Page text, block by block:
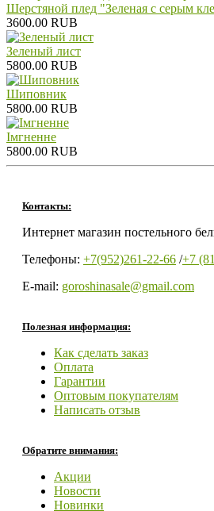
Шерстяной плед "Зеленая с серым
3600.00 RUB
Зеленый лист
5800.00 RUB
Шиповник
5800.00 RUB
Iмгненне
5800.00 RUB
Контакты:
Интернет магазин постельного
Телефоны: +7(952)261-22-66 /+7
E-mail: goroshinasale@gmail.com
Полезная информация:
Как сделать заказ
Оплата
Гарантии
Оптовым покупателям
Написать отзыв
Обратите внимания:
Акции
Новости
Новинки